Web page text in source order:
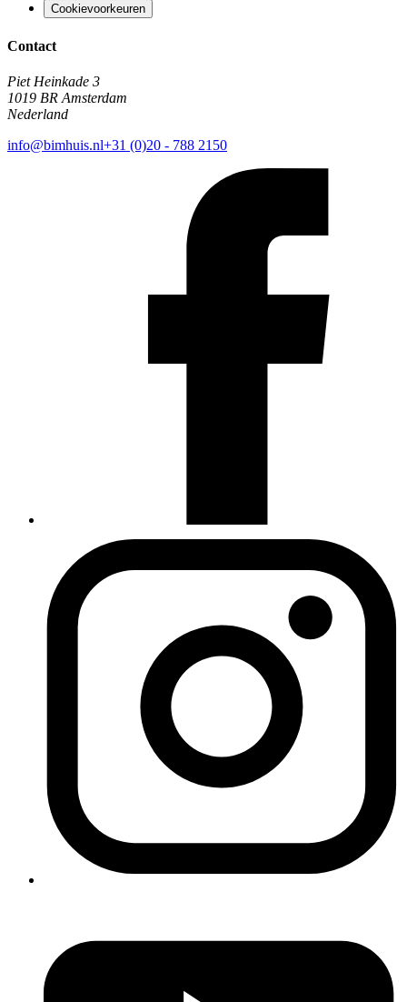
Cookievoorkeuren
Contact
Piet Heinkade 3
1019 BR Amsterdam
Nederland
info@bimhuis.nl+31 (0)20 - 788 2150